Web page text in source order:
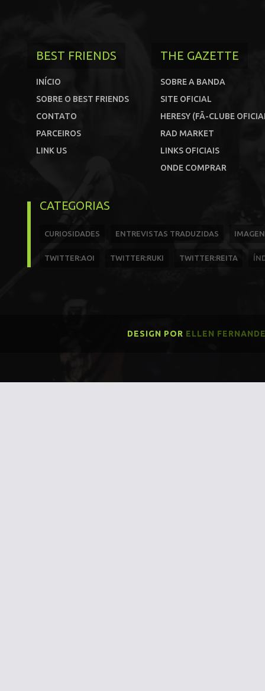
BEST FRIENDS
INÍCIO
SOBRE O BEST FRIENDS
CONTATO
PARCEIROS
LINK US
THE GAZETTE
SOBRE A BANDA
SITE OFICIAL
HERESY (FÃ-CLUBE
RAD MARKET
LINKS OFICIAIS
ONDE COMPRAR
CATEGORIAS
CURIOSIDADES ENTREVISTAS TRADUZIDAS
TWITTER:AOI TWITTER:RUKI TWITTER:REITA
DESIGN POR ELLEN